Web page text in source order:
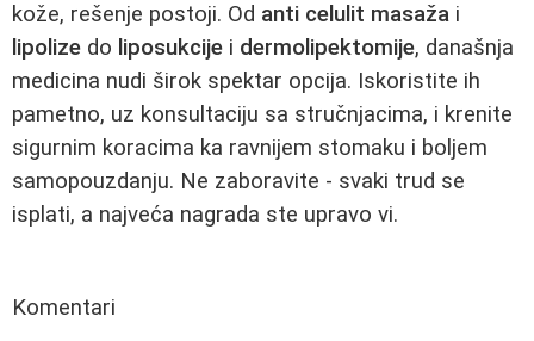
kože, rešenje postoji. Od anti celulit masaža i
lipolize do liposukcije i dermolipektomije, današnja
medicina nudi širok spektar opcija. Iskoristite ih
pametno, uz konsultaciju sa stručnjacima, i krenite
sigurnim koracima ka ravnijem stomaku i boljem
samopouzdanju. Ne zaboravite - svaki trud se
isplati, a najveća nagrada ste upravo vi.
Komentari